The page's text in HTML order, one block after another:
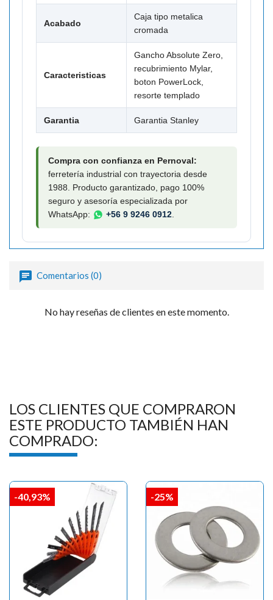
Acabado
Caja tipo metalica
cromada
Caracteristicas
Gancho Absolute Zero,
recubrimiento Mylar,
boton PowerLock,
resorte templado
Garantia Garantia Stanley
Compra con confianza en Pernoval:
ferretería industrial con trayectoria desde
1988. Producto garantizado, pago 100%
seguro y asesoría especializada por
WhatsApp:
+56 9 9246 0912
Comentarios (0)
No hay reseñas de clientes en este momento.
LOS CLIENTES QUE COMPRARON
ESTE PRODUCTO TAMBIÉN HAN
COMPRADO:
-40,93% -25%